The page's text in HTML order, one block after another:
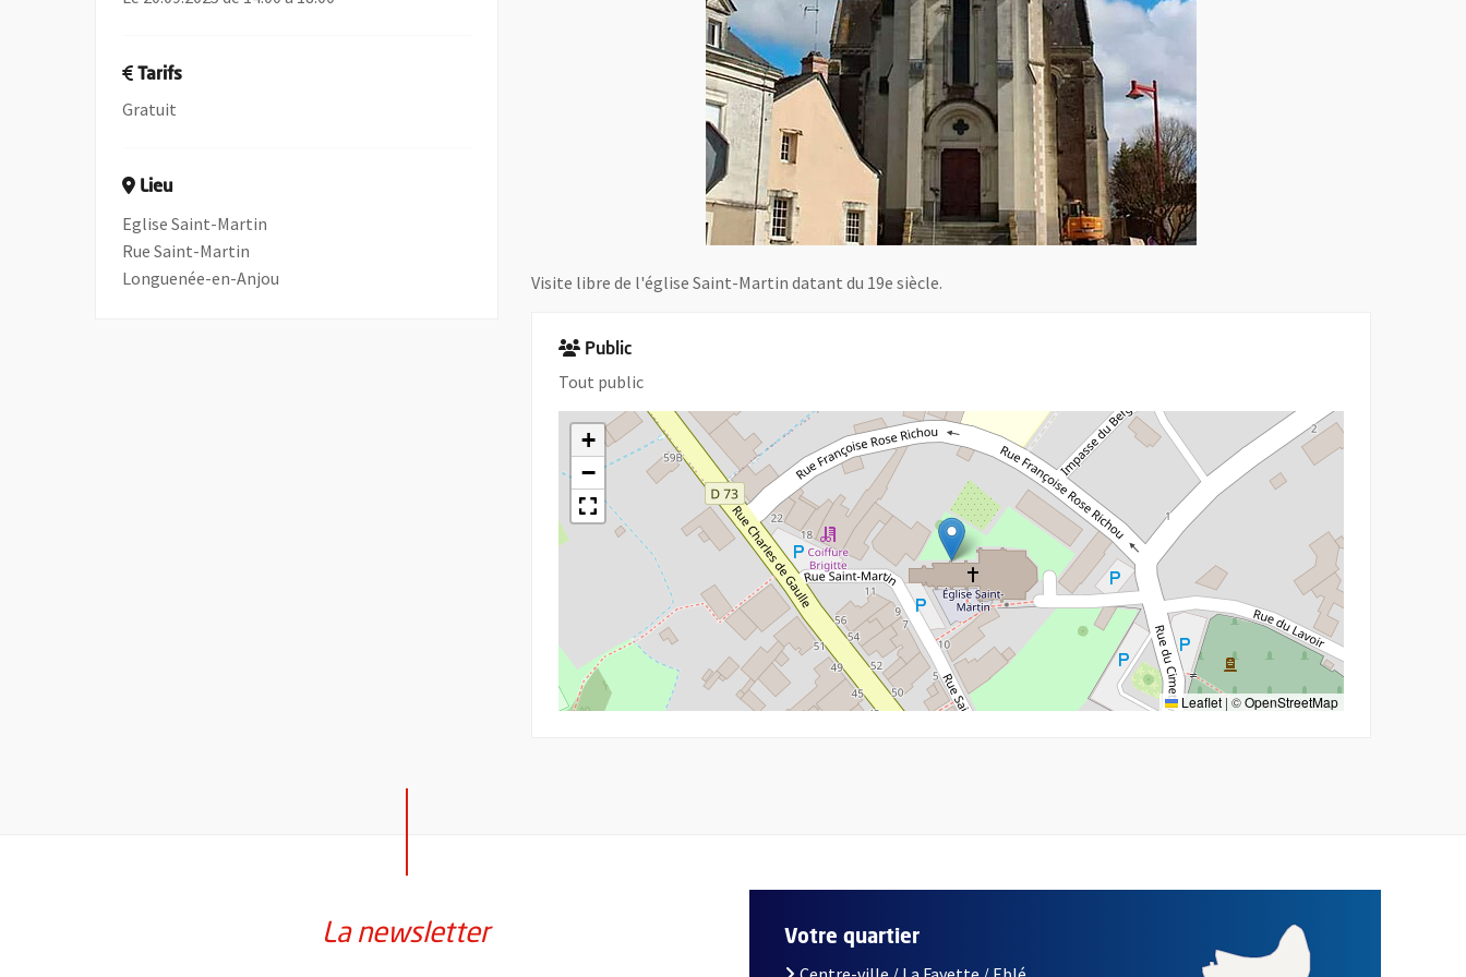
Visite libre de l'église Saint-Martin datant du 19e siècle.
Public
Tout public
+
−
Leaflet | ©OpenStreetMap
Tarifs
Gratuit
Lieu
Eglise Saint-Martin
Rue Saint-Martin
Longuenée-en-Anjou
La newsletter Votre quartier